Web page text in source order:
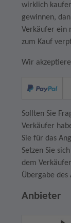
wirklich
gewinnen,
Verkäufer ein
zum Kauf
Wir
Sollten Sie
Verkäufer
Sie für das
Setzen Sie
dem
Übergabe des
Anbieter